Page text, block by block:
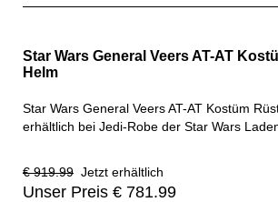
Star Wars General Veers AT-AT
Helm
Star Wars General Veers AT-AT Kostüm
erhältlich bei Jedi-Robe der Star Wars
€ 919.99 Jetzt erhältlich
Unser Preis € 781.99